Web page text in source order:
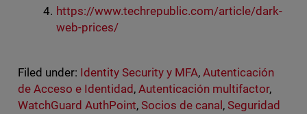
https://www.techrepublic.com/article/dark-
web-prices/
Filed under: Identity Security y MFA,Autenticación
de Acceso e Identidad , Autenticación multifactor,
WatchGuard AuthPoint, Socios de canal ,Seguridad